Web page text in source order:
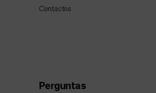
Contactos
Perguntas